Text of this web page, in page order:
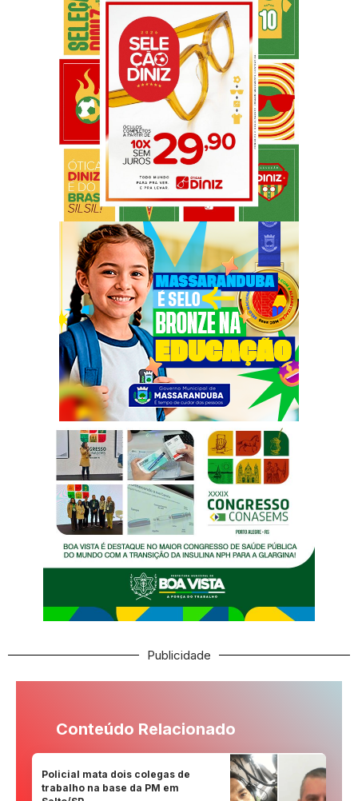
Publicidade
Conteúdo Relacionado
Policial mata dois colegas de
trabalho na base da PM em